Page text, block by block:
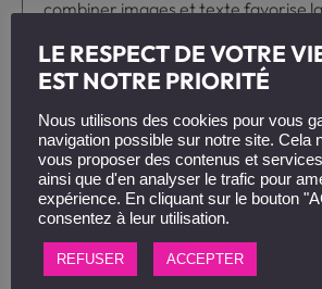
combiner images et texte favorise
LE RESPECT DE VOTRE
EST NOTRE PRIORITÉ
Nous utilisons des cookies pour vous
navigation possible sur notre site. Cela
vous proposer des contenus et
ainsi que d'en analyser le trafic pour
expérience. En cliquant sur le bouton
consentez à leur utilisation.
REFUSER ACCEPTER